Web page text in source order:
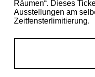
Räumen“. Dieses
Ausstellungen am
Zeitfensterlimitierung.